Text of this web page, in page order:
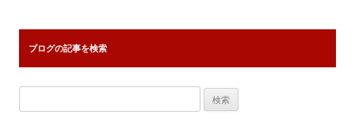
ンブログの記事を検索
索: